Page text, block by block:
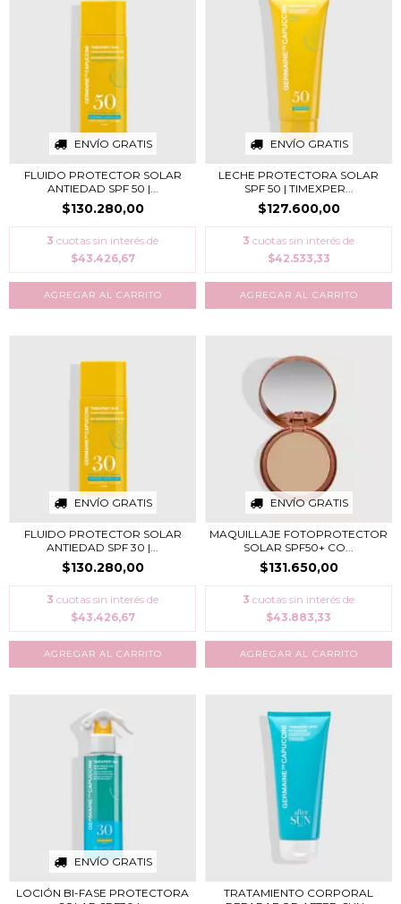
ENVÍO GRATIS
FLUIDO PROTECTOR SOLAR
ANTIEDAD SPF 50 |...
$130.280,00
3 cuotas sin interés de
$43.426,67
ENVÍO GRATIS
LECHE PROTECTORA SOLAR
SPF 50 | TIMEXPER...
$127.600,00
3 cuotas sin interés de
$42.533,33
ENVÍO GRATIS
FLUIDO PROTECTOR SOLAR
ANTIEDAD SPF 30 |...
$130.280,00
3 cuotas sin interés de
$43.426,67
ENVÍO GRATIS
MAQUILLAJE FOTOPROTECTOR
SOLAR SPF50+ CO...
$131.650,00
3 cuotas sin interés de
$43.883,33
ENVÍO GRATIS
LOCIÓN BI-FASE PROTECTORA
TRATAMIENTO CORPORAL